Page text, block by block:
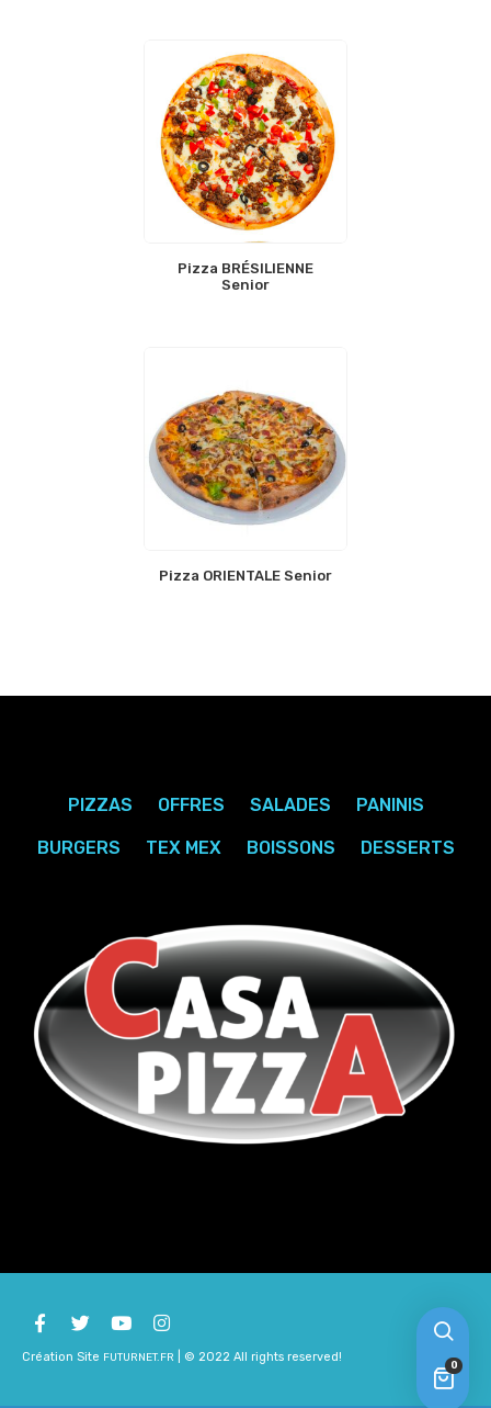
0
Pizza BRÉSILIENNE
Senior
Pizza ORIENTALE Senior
PIZZAS OFFRES SALADES PANINIS
BURGERS TEX MEX BOISSONS DESSERTS
Création Site FUTURNET.FR | © 2022 All rights reserved!